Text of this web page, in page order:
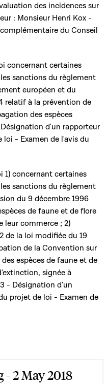
des incidences sur
: Monsieur Henri Kox -
du Conseil
concernant certaines
sanctions du règlement
européen et du
relatif à la prévention de
des espèces
d'un rapporteur
- Examen de l'avis du
1) concernant certaines
sanctions du règlement
du 9 décembre 1996
de faune et de flore
leur commerce ; 2)
de la loi modifiée du 19
de la Convention sur
espèces de faune et de
signée à
- Désignation d'un
projet de loi - Examen de
2 May 2018